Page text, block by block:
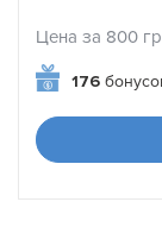
Цена за 800
176